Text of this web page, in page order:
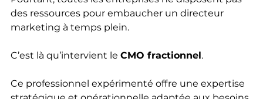
des ressources pour embaucher un directeur
marketing à temps plein.
C’est là qu’intervient le CMO fractionnel.
Ce professionnel expérimenté offre une expertise